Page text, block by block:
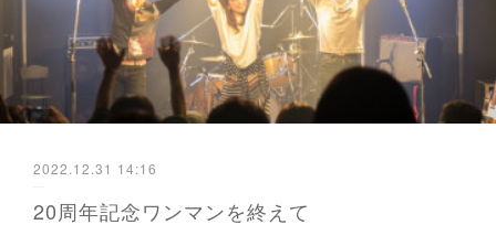
2022.12.31 14:16
20周年記念ワンマンを終えて